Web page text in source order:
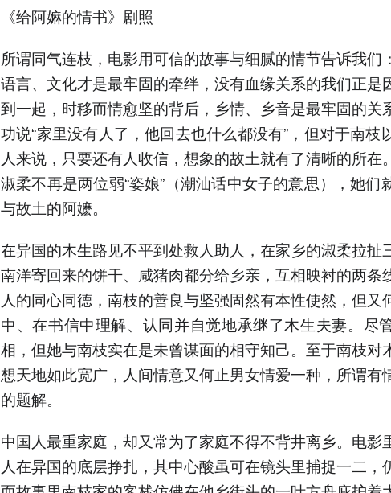
《给阿嫲的情书》剧照
所谓同气连枝，电影用可信的故事与细腻的情节告诉我们
语言、文化才是最牢固的牵绊，没有血缘关系的我们正是
到一起，时移而情愈坚的背后，乡情、乡音是最牢固的关
功说“家里没有人了，他回去也什么都没有”，但对于南枝
人来说，只要还有人收信，想象的故土就有了清晰的所在
淑柔不再是两位弱“姿娘”（潮汕话中女子的意思），她们
与故土的阿嬷。
在异国的木生路见不平到处救人助人，在家乡的淑柔拉扯
南洋寄回来的饼干、咸猪肉都分给乡亲，互相映衬的两条
人的同心同德，南枝的善良与坚强固然有本性使然，但又
中、在书信中理解、认同并自觉地承继了木生夫妻。尽
相，但她与南枝实在是未曾谋面的相守知己。至于南枝对
想天地如此宽广，人间情意又何止男女情爱一种，所谓有
的题解。
中国人最重家庭，却又常为了家庭不得不背井离乡。电影
人在异国的底层挣扎，其中心酸虽可在镜头里捕捉一二，